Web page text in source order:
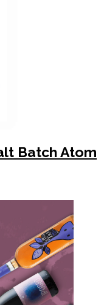
Batch Atom